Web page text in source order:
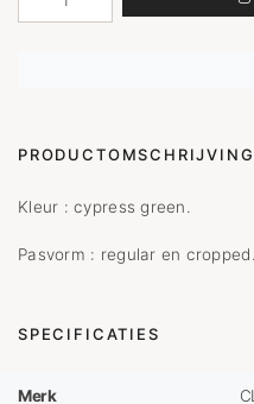
PRODUCTOMSCHRIJVING
Kleur : cypress green.
Pasvorm : regular en cropped.
SPECIFICATIES
Merk